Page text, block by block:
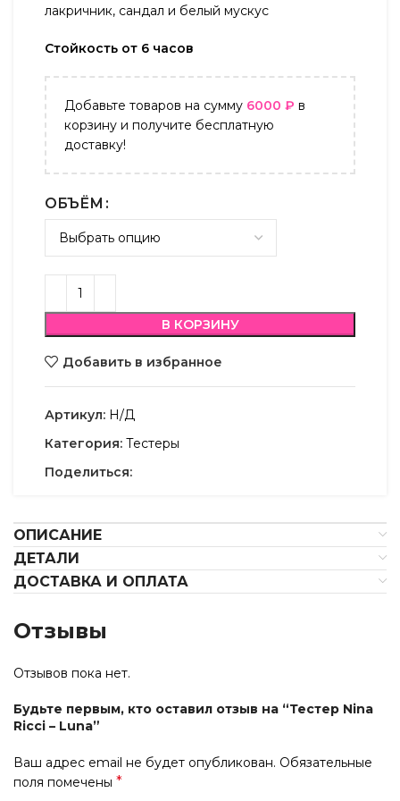
лакричник, сандал и белый мускус
Стойкость от 6 часов
Добавьте товаров на сумму 6000 ₽ в
корзину и получите бесплатную
доставку!
ОБЪЁМ
В КОРЗИНУ
Добавить в избранное
Артикул: Н/Д
Категория: Тестеры
Поделиться:
ОПИСАНИЕ
ДЕТАЛИ
ДОСТАВКА И ОПЛАТА
Отзывы
Отзывов пока нет.
Будьте первым, кто оставил отзыв на “Тестер Nina
Ricci – Luna”
Ваш адрес email не будет опубликован. Обязательные
поля помечены *